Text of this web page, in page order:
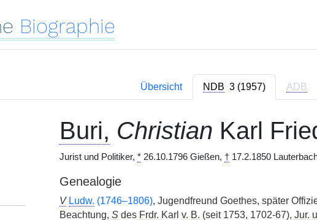
Biographie
Übersicht NDB 3 (1957) ADB
Buri, Christian Karl
Jurist und Politiker, *26.10.1796 Gießen, †17.2.1850
Genealogie
V Ludw. (1746–1806), Jugendfreund Goethes, später
Beachtung, Sdes Frdr. Karl v. B. (seit 1753, 1702-67), Jur.